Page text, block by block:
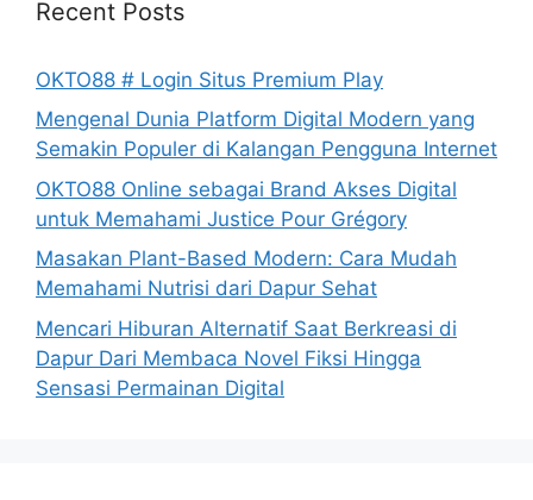
Recent Posts
OKTO88 # Login Situs Premium Play
Mengenal Dunia Platform Digital Modern yang
Semakin Populer di Kalangan Pengguna Internet
OKTO88 Online sebagai Brand Akses Digital
untuk Memahami Justice Pour Grégory
Masakan Plant-Based Modern: Cara Mudah
Memahami Nutrisi dari Dapur Sehat
Mencari Hiburan Alternatif Saat Berkreasi di
Dapur Dari Membaca Novel Fiksi Hingga
Sensasi Permainan Digital